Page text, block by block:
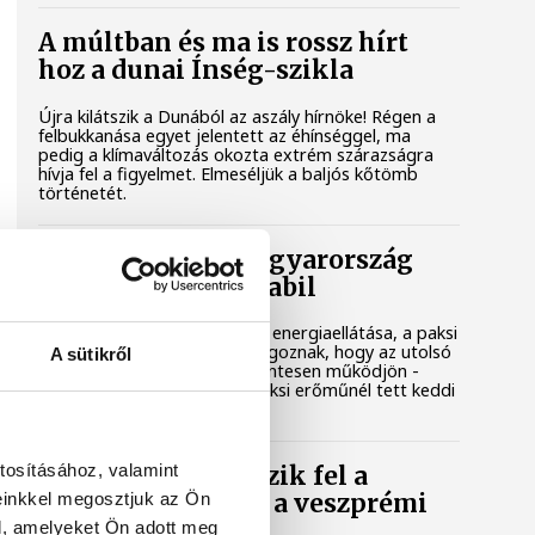
A sütikről
valamint
megosztjuk az Ön
amelyeket Ön adott meg
A múltban és ma is rossz hírt
hoz a dunai Ínség-szikla
Újra kilátszik a Dunából az aszály hírnöke! Régen a
felbukkanása egyet jelentett az éhínséggel, ma
pedig a klímaváltozás okozta extrém szárazságra
hívja fel a figyelmet. Elmeséljük a baljós kőtömb
történetét.
Magyar Péter: Magyarország
energiaellátása stabil
Jelenleg stabil Magyarország energiaellátása, a paksi
erőmű munkatársai azon dolgoznak, hogy az utolsó
még termelő turbina hibamentesen működjön -
közölte a miniszterelnök a paksi erőműnél tett keddi
Játék közben fedezik fel a
tudomány világát a veszprémi